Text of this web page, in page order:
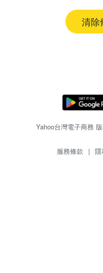
清除
Yahoo台灣電子商務
服務條款 | 隱